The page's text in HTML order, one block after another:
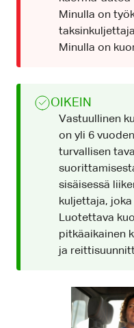
Minulla on
Minulla on
OIKEIN
Vastuullinen
on yli 6
turvallisen
sisäisessä
kuljettaja,
Luotettava
pitkäaikainen
ja